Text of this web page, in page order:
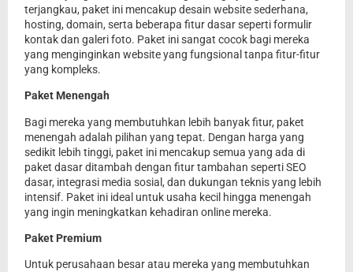
terjangkau, paket ini mencakup desain website sederhana,
hosting, domain, serta beberapa fitur dasar seperti formulir
kontak dan galeri foto. Paket ini sangat cocok bagi mereka
yang menginginkan website yang fungsional tanpa fitur-fitur
yang kompleks.
Paket Menengah
Bagi mereka yang membutuhkan lebih banyak fitur, paket
menengah adalah pilihan yang tepat. Dengan harga yang
sedikit lebih tinggi, paket ini mencakup semua yang ada di
paket dasar ditambah dengan fitur tambahan seperti SEO
dasar, integrasi media sosial, dan dukungan teknis yang lebih
intensif. Paket ini ideal untuk usaha kecil hingga menengah
yang ingin meningkatkan kehadiran online mereka.
Paket Premium
Untuk perusahaan besar atau mereka yang membutuhkan